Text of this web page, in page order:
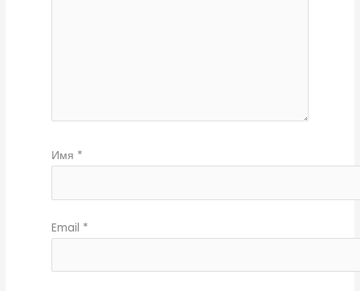
Имя *
Email *